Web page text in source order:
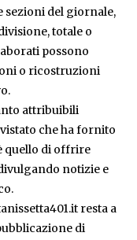
sezioni del giornale,
totale o
possono
o ricostruzioni
attribuibili
che ha fornito
quello di offrire
notizie e
resta a
di